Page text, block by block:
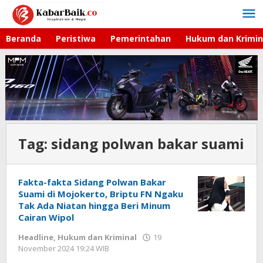
Lewati
konten
Beranda Peristiwa Pemerintahan Hukum dan
Tag: sidang polwan bakar suami
Fakta-fakta Sidang Polwan Bakar
Suami di Mojokerto, Briptu FN Ngaku
Tak Ada Niatan hingga Beri Minum
Cairan Wipol
Headline, Hukum dan Kriminal
19
November 2024 19:24 WIB